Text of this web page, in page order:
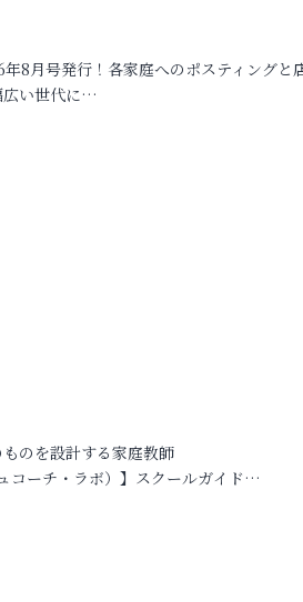
8月号発行！各家庭へのポスティングと
広い世代に…
のを設計する家庭教師
コーチ・ラボ）】スクールガイド…